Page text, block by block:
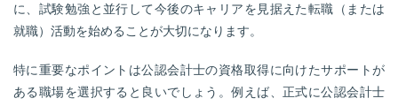
に、試験勉強と並行して今後のキャリアを見据えた転職（または
就職）活動を始めることが大切になります。
特に重要なポイントは公認会計士の資格取得に向けたサポートが
ある職場を選択すると良いでしょう。例えば、正式に公認会計士